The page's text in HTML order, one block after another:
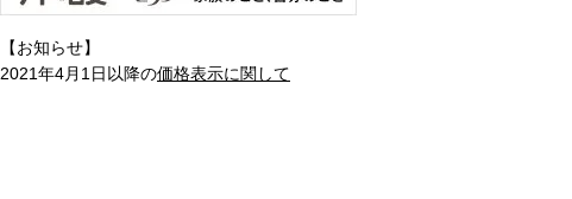
【お知らせ】
2021年4月1日以降の価格表示に関して